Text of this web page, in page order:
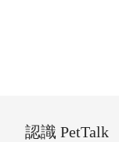
認識 PetTalk